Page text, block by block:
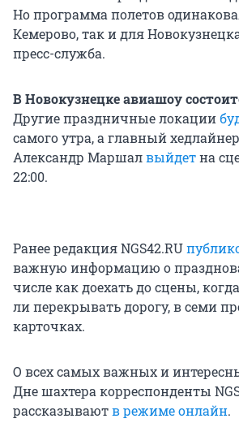
Но программа полетов
Кемерово, так и для
пресс-служба.
В Новокузнецке авиашоу
Другие праздничные локации
самого утра, а главный
Александр Маршалвыйдетна
22:00.
Ранее редакция NGS42.RU
важную информацию о
числе как доехать до сцены,
ли перекрывать дорогу, в семи
карточках.
О всех самых важных и
Дне шахтера корреспонденты
рассказываютв режиме онлайн.